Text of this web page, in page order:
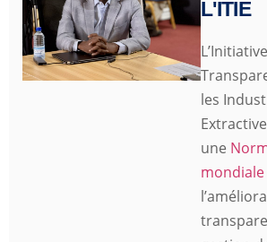
L'ITIE
les
une
mondiale